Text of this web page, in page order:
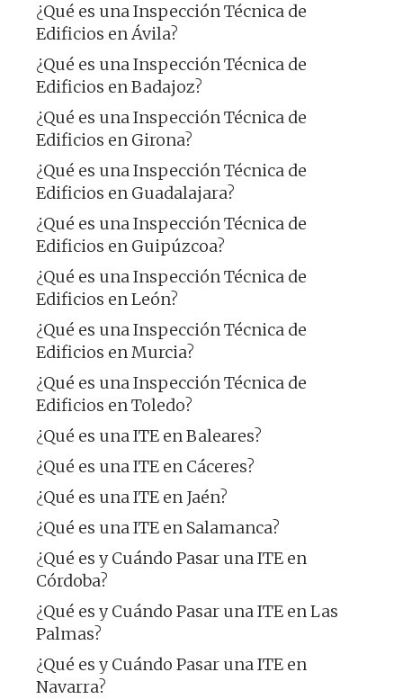
¿Qué es una Inspección Técnica de
Edificios en Ávila?
¿Qué es una Inspección Técnica de
Edificios en Badajoz?
¿Qué es una Inspección Técnica de
Edificios en Girona?
¿Qué es una Inspección Técnica de
Edificios en Guadalajara?
¿Qué es una Inspección Técnica de
Edificios en Guipúzcoa?
¿Qué es una Inspección Técnica de
Edificios en León?
¿Qué es una Inspección Técnica de
Edificios en Murcia?
¿Qué es una Inspección Técnica de
Edificios en Toledo?
¿Qué es una ITE en Baleares?
¿Qué es una ITE en Cáceres?
¿Qué es una ITE en Jaén?
¿Qué es una ITE en Salamanca?
¿Qué es y Cuándo Pasar una ITE en
Córdoba?
¿Qué es y Cuándo Pasar una ITE en Las
Palmas?
¿Qué es y Cuándo Pasar una ITE en
Navarra?